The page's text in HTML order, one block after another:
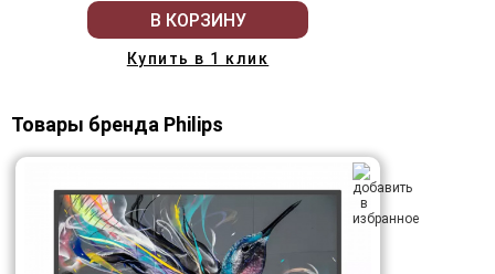
В КОРЗИНУ
Купить в 1 клик
Товары бренда Philips